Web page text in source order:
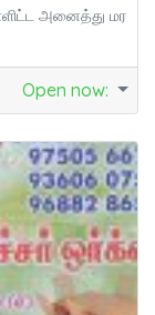
அனைத்து மர
Open now: